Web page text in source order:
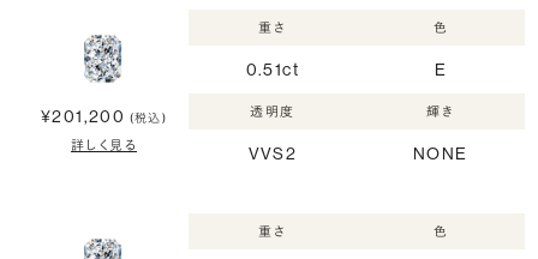
¥201,200 (税込)
詳しく見る
重さ
0.51ct
色
E
透明度
VVS2
輝き
NONE
重さ 色